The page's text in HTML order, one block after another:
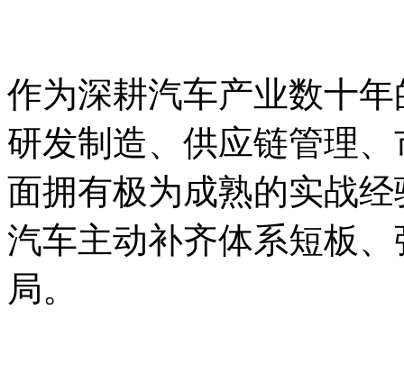
作为深耕汽车产业数十
研发制造、供应链管理
面拥有极为成熟的实战
汽车主动补齐体系短板
局。